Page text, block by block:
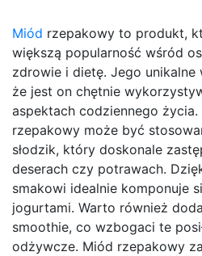
Miód rzepakowy to produkt,
większą popularność wśród
zdrowie i dietę. Jego unikalne
że jest on chętnie
aspektach codziennego
rzepakowy może być
słodzik, który doskonale
deserach czy potrawach.
smakowi idealnie komponuje
jogurtami. Warto również
smoothie, co wzbogaci te
odżywcze. Miód rzepakowy